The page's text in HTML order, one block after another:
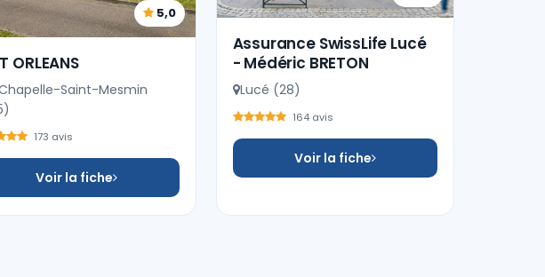
5,0
ORLEANS
Saint-Mesmin
173 avis
Voir la fiche
Assurance SwissLife Lucé
- Médéric BRETON
Lucé (28)
164 avis
Voir la fiche